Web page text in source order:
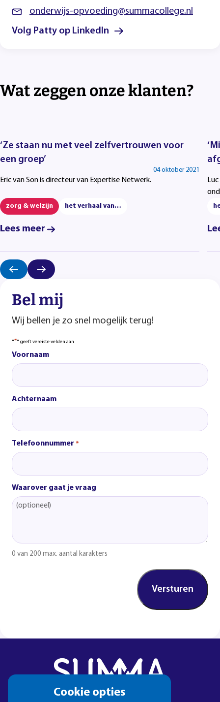
Cookie opties
onderwijs-opvoeding@summacollege.nl
Volg Patty op LinkedIn
Wat zeggen onze klanten?
‘Ze staan nu met veel zelfvertrouwen voor
een groep’
04 oktober 2021
Eric van Son is directeur van Expertise Netwerk.
zorg & welzijn het verhaal van…
Lees meer
Bel mij
Wij bellen je zo snel mogelijk terug!
"*" geeft vereiste velden aan
Voornaam
Achternaam
Telefoonnummer *
Waarover gaat je vraag
0 van 200 max. aantal karakters